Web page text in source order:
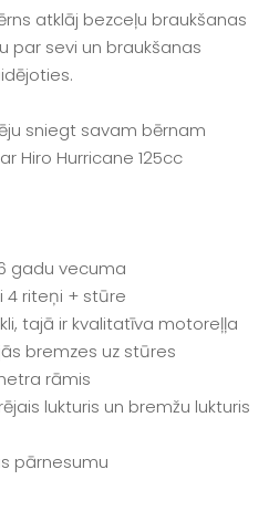
atklāj bezceļu braukšanas
par sevi un braukšanas
sniegt savam bērnam
Hiro Hurricane 125cc
gadu vecuma
4 riteņi + stūre
tajā ir kvalitatīva motoreļļa
bremzes uz stūres
rāmis
lukturis un bremžu lukturis
pārnesumu